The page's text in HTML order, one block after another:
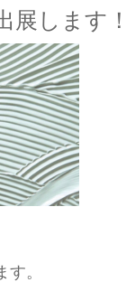
展します！
。